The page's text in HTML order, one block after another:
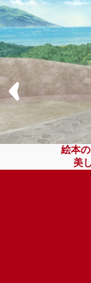
絵本
美